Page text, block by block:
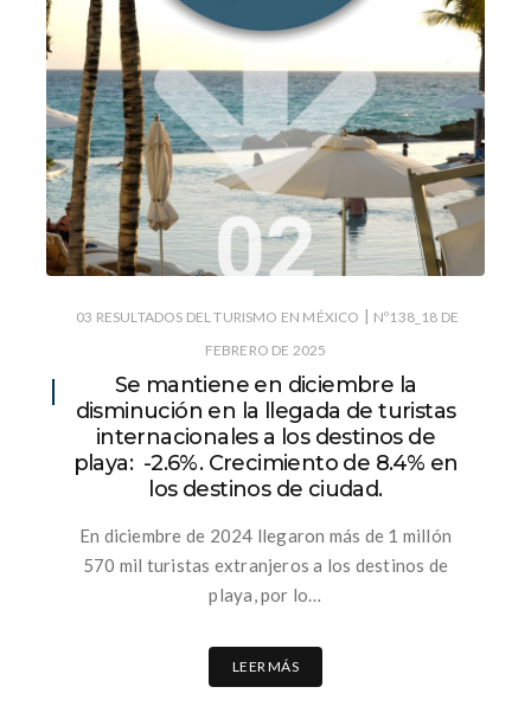
03 RESULTADOS DEL TURISMO EN MÉXICO | Nº138_18 DE
FEBRERO DE 2025
Se mantiene en diciembre la
disminución en la llegada de turistas
internacionales a los destinos de
playa: -2.6%. Crecimiento de 8.4% en
los destinos de ciudad.
En diciembre de 2024 llegaron más de 1 millón
570 mil turistas extranjeros a los destinos de
playa, por lo…
LEER MÁS